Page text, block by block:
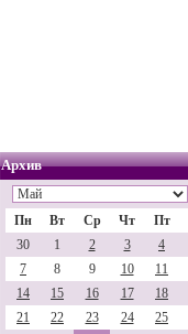
Архив
Пн Вт Ср Чт Пт
30
1 2 3 4
7
8 9 10 11
14
15 16 17 18
21
22 23 24 25